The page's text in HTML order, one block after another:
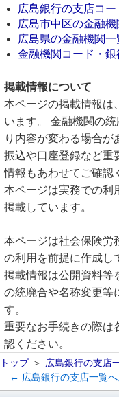
広島銀行の支店コ
広島市中区の金融機
広島県の金融機関一
金融機関コード・
掲載情報について
本ページの掲載情報は
います。 金融機関の
り内容が変わる場合が
振込や口座登録など重
情報もあわせてご確認
本ページは実務での利
掲載しています。
本ページは社会保険労
の利用を前提に作成し
掲載情報は公開資料等
の統廃合や名称変更等
す。
重要なお手続きの際は
認ください。
トップ 広島銀行の支店
← 広島銀行の支店一覧へ